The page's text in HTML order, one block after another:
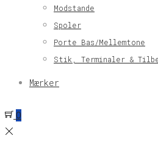
Modstande
Spoler
Porte Bas/Mellemtone
Stik, Terminaler &
Mærker
0